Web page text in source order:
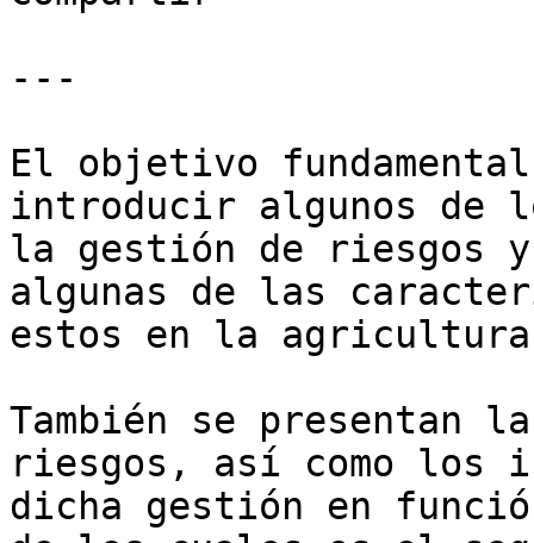
---
El objetivo
introducir algunos de
la gestión de riesgos
algunas de las
estos en la
También se presentan
riesgos, así como los
dicha gestión en